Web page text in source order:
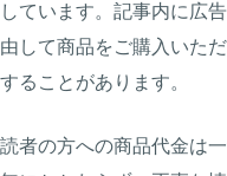
しています。記事内に広
由して商品をご購入いた
することがあります。
読者の方への商品代金は